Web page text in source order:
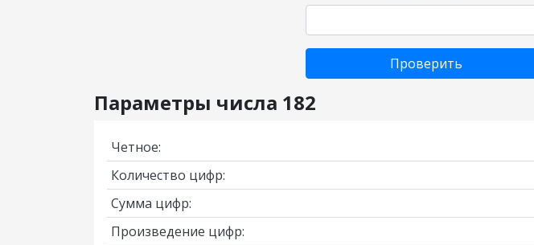
Проверить
Параметры числа 182
Четное:
Количество цифр:
Сумма цифр:
Произведение цифр: